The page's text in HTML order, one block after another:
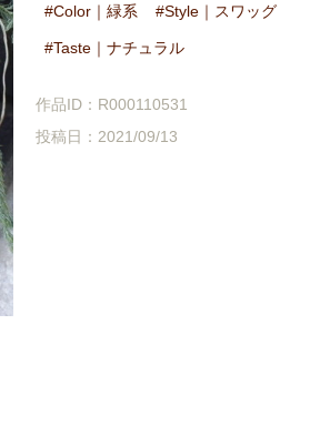
Color｜緑系 Style｜スワッグ
Taste｜ナチュラル
作品ID：R000110531
投稿日：2021/09/13